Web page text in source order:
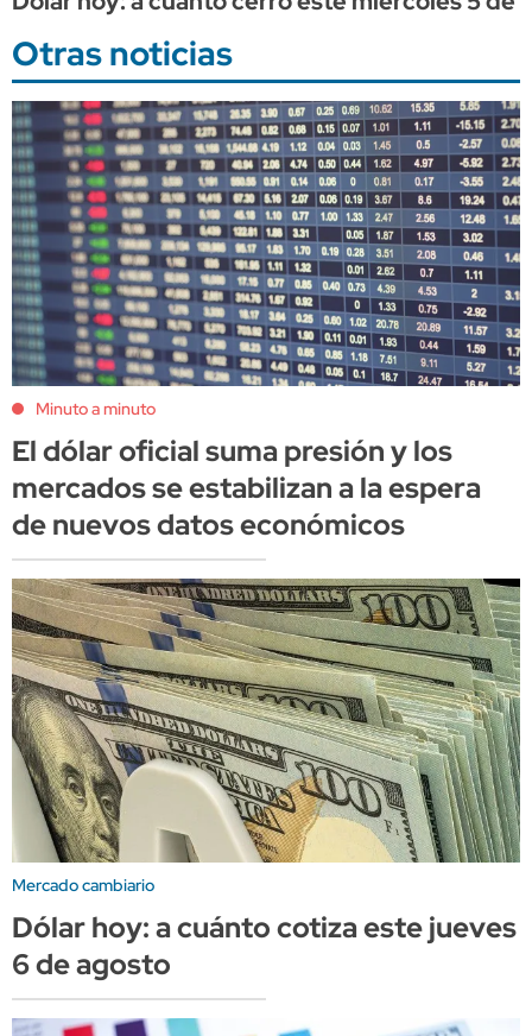
Otras noticias
Minuto a minuto
El dólar oficial suma presión y los
mercados se estabilizan a la espera
de nuevos datos económicos
Mercado cambiario
Dólar hoy: a cuánto cotiza este jueves
6 de agosto